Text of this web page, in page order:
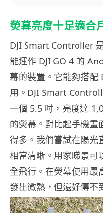
熒幕亮度十足適合
DJI Smart Controller
能運作 DJI GO 4 的
幕的裝置。它能夠搭配
用。DJI Smart
一個 5.5 吋，亮度達
的熒幕。對比起手機畫
得多。我們嘗試在陽光
相當清晰。用家睇景可
全飛行。在熒幕使用最
發出微熱，但還好傳不